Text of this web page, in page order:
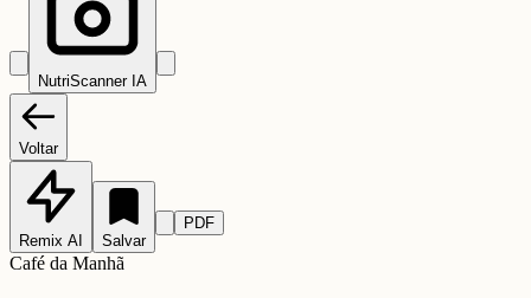
NutriScanner IA
Voltar
Remix AI Salvar
PDF
Café da Manhã